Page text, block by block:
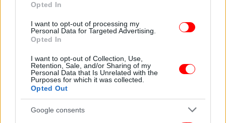
Opted In
I want to opt-out of processing my
Personal Data for Targeted Advertising.
Opted In
I want to opt-out of Collection, Use,
Retention, Sale, and/or Sharing of my
Personal Data that Is Unrelated with the
Purposes for which it was collected.
Opted Out
Google consents
«Μου φαινόταν σαν να έβλεπα ένα περίεργο όνειρο
το να περπατάω στο Κομπάνι ανάμεσα σε
χαλάσματα σπιτιών, βουνά από τούβλα και σκόνη.
Μαυρίλα και κατάθλιψη. Αλλά άκουγα σε ηχώ
φωνές παιδιών, που γελούσαν ανάμεσα στα ερείπια,
σαν φαντάσματα».